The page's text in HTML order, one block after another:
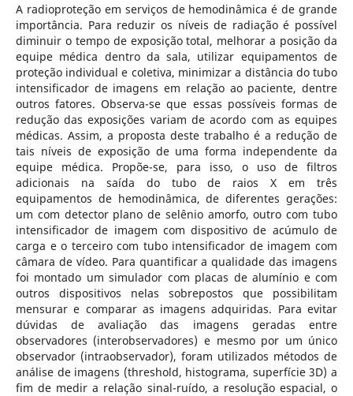
A radioproteção em serviços de hemodinâmica é de grande
importância. Para reduzir os níveis de radiação é possível
diminuir o tempo de exposição total, melhorar a posição da
equipe médica dentro da sala, utilizar equipamentos de
proteção individual e coletiva, minimizar a distância do tubo
intensificador de imagens em relação ao paciente, dentre
outros fatores. Observa-se que essas possíveis formas de
redução das exposições variam de acordo com as equipes
médicas. Assim, a proposta deste trabalho é a redução de
tais níveis de exposição de uma forma independente da
equipe médica. Propõe-se, para isso, o uso de filtros
adicionais na saída do tubo de raios X em três
equipamentos de hemodinâmica, de diferentes gerações:
um com detector plano de selênio amorfo, outro com tubo
intensificador de imagem com dispositivo de acúmulo de
carga e o terceiro com tubo intensificador de imagem com
câmara de vídeo. Para quantificar a qualidade das imagens
foi montado um simulador com placas de alumínio e com
outros dispositivos nelas sobrepostos que possibilitam
mensurar e comparar as imagens adquiridas. Para evitar
dúvidas de avaliação das imagens geradas entre
observadores (interobservadores) e mesmo por um único
observador (intraobservador), foram utilizados métodos de
análise de imagens (threshold, histograma, superfície 3D) a
fim de medir a relação sinal-ruído, a resolução espacial, o